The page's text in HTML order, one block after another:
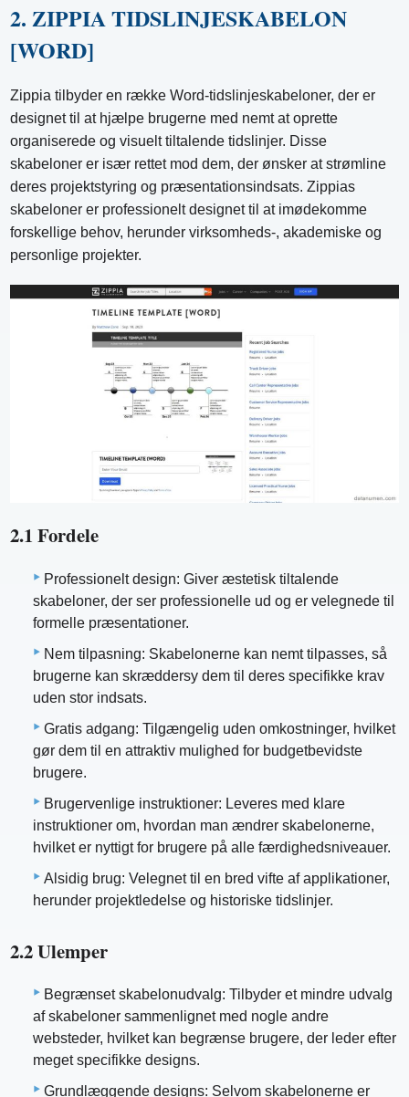
2. ZIPPIA TIDSLINJESKABELON
[WORD]
Zippia tilbyder en række Word-tidslinjeskabeloner, der er
designet til at hjælpe brugerne med nemt at oprette
organiserede og visuelt tiltalende tidslinjer. Disse
skabeloner er især rettet mod dem, der ønsker at strømline
deres projektstyring og præsentationsindsats. Zippias
skabeloner er professionelt designet til at imødekomme
forskellige behov, herunder virksomheds-, akademiske og
personlige projekter.
2.1 Fordele
Professionelt design: Giver æstetisk tiltalende
skabeloner, der ser professionelle ud og er velegnede til
formelle præsentationer.
Nem tilpasning: Skabelonerne kan nemt tilpasses, så
brugerne kan skræddersy dem til deres specifikke krav
uden stor indsats.
Gratis adgang: Tilgængelig uden omkostninger, hvilket
gør dem til en attraktiv mulighed for budgetbevidste
brugere.
Brugervenlige instruktioner: Leveres med klare
instruktioner om, hvordan man ændrer skabelonerne,
hvilket er nyttigt for brugere på alle færdighedsniveauer.
Alsidig brug: Velegnet til en bred vifte af applikationer,
herunder projektledelse og historiske tidslinjer.
2.2 Ulemper
Begrænset skabelonudvalg: Tilbyder et mindre udvalg
af skabeloner sammenlignet med nogle andre
websteder, hvilket kan begrænse brugere, der leder efter
meget specifikke designs.
Grundlæggende designs: Selvom skabelonerne er